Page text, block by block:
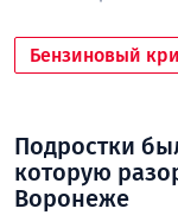
Бензиновый
Подростки
которую
Воронеже